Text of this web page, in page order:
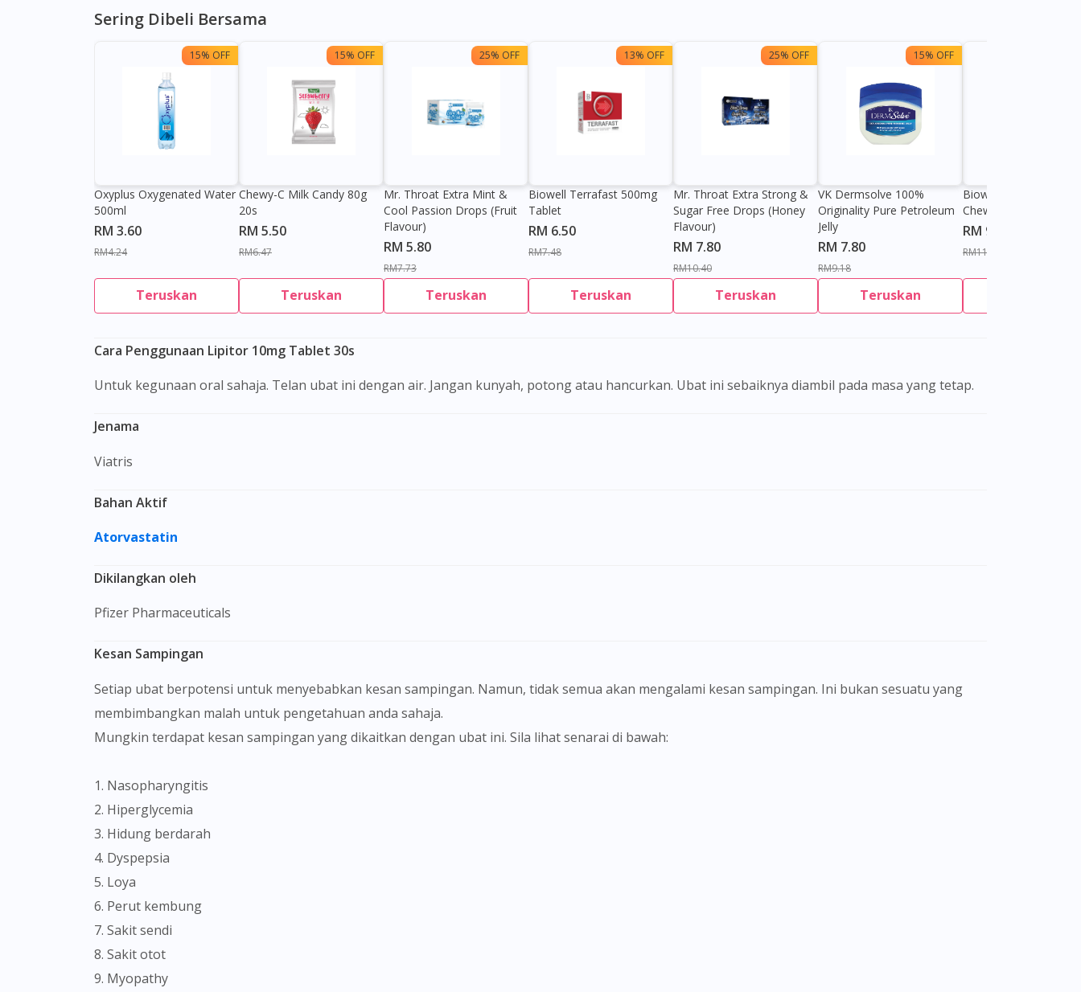
You seem to be shopping from Singapore
You are currently on DoctorOnCall.com.my, our Malaysian site.
Sering Dibeli Bersama
15% OFF
Oxyplus Oxygenated Water
500ml
RM 3.60
RM4.24
Teruskan
15% OFF
Chewy-C Milk Candy 80g
20s
RM 5.50
RM6.47
Teruskan
25% OFF
Mr. Throat Extra Mint &
Cool Passion Drops (Fruit
Flavour)
RM 5.80
RM7.73
Teruskan
13% OFF
Biowell Terrafast 500mg
Tablet
RM 6.50
RM7.48
Teruskan
25% OFF
Mr. Throat Extra Strong &
Sugar Free Drops (Honey
Flavour)
RM 7.80
RM10.40
Teruskan
15% OFF
VK Dermsolve 100%
Originality Pure Petroleum
Jelly
RM 7.80
RM9.18
Teruskan
Biowell Zeero 200mg
Chewable Tablet
RM 9.80
RM11.27
Cara Penggunaan Lipitor 10mg Tablet 30s
Untuk kegunaan oral sahaja. Telan ubat ini dengan air. Jangan kunyah, potong atau hancurkan. Ubat ini sebaiknya diambil pada masa yang tetap.
Jenama
Viatris
Bahan Aktif
Atorvastatin
Dikilangkan oleh
Pfizer Pharmaceuticals
Kesan Sampingan
Setiap ubat berpotensi untuk menyebabkan kesan sampingan. Namun, tidak semua akan mengalami kesan sampingan. Ini bukan sesuatu yang
membimbangkan malah untuk pengetahuan anda sahaja.
Mungkin terdapat kesan sampingan yang dikaitkan dengan ubat ini. Sila lihat senarai di bawah:
1. Nasopharyngitis
2. Hiperglycemia
3. Hidung berdarah
4. Dyspepsia
5. Loya
6. Perut kembung
7. Sakit sendi
8. Sakit otot
9. Myopathy